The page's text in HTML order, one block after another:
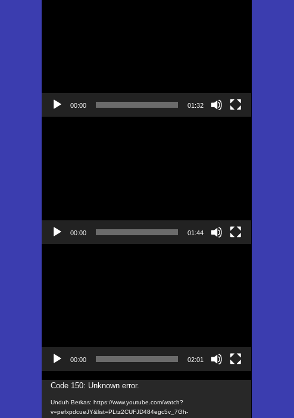
00:00 01:32
00:00 01:44
00:00 02:01
Pemutar
Video
Code 150: Unknown error.
Unduh Berkas: https://www.youtube.com/watch?
v=pefxpdcueJY&list=PLtz2CUFJD484egc5v_7Gh-